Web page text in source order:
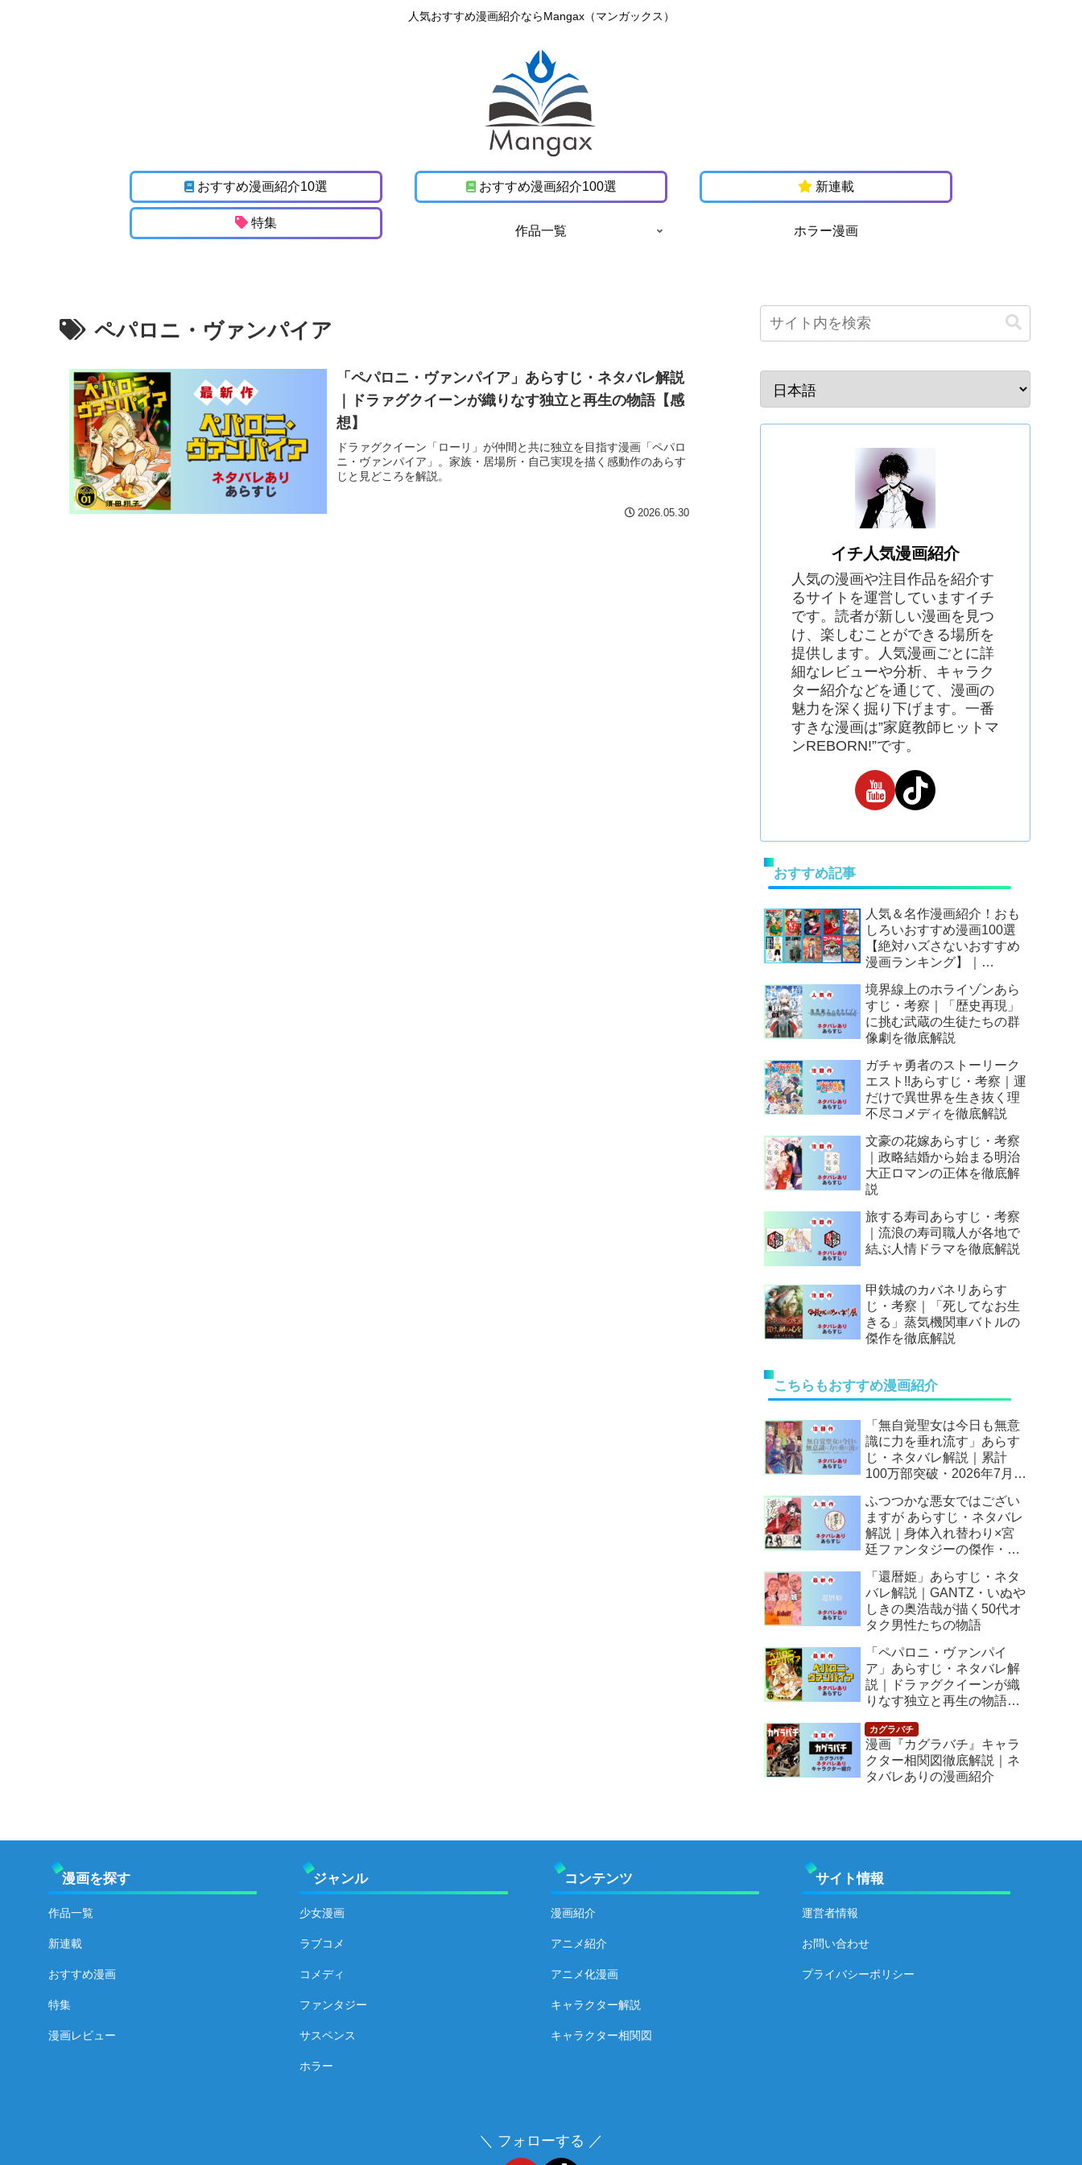
人気おすすめ漫画紹介ならMangax（マンガックス）
おすすめ漫画紹介10選 おすすめ漫画紹介100選 新連載
特集
作品一覧 ホラー漫画
ペパロニ・ヴァンパイア
「ペパロニ・ヴァンパイア」あらすじ・ネタバレ解説
｜ドラァグクイーンが織りなす独立と再生の物語【感
想】
ドラァグクイーン「ローリ」が仲間と共に独立を目指す漫画「ペパロ
ニ・ヴァンパイア」。家族・居場所・自己実現を描く感動作のあらす
じと見どころを解説。
2026.05.30
イチ人気漫画紹介
人気の漫画や注目作品を紹介す
るサイトを運営していますイチ
です。読者が新しい漫画を見つ
け、楽しむことができる場所を
提供します。人気漫画ごとに詳
細なレビューや分析、キャラク
ター紹介などを通じて、漫画の
魅力を深く掘り下げます。一番
すきな漫画は”家庭教師ヒットマ
ンREBORN!”です。
おすすめ記事
人気＆名作漫画紹介！おも
しろいおすすめ漫画100選
【絶対ハズさないおすすめ
漫画ランキング】｜
境界線上のホライゾンあら
すじ・考察｜「歴史再現」
に挑む武蔵の生徒たちの群
像劇を徹底解説
ガチャ勇者のストーリーク
エスト!!あらすじ・考察｜運
だけで異世界を生き抜く理
不尽コメディを徹底解説
文豪の花嫁あらすじ・考察
｜政略結婚から始まる明治
大正ロマンの正体を徹底解
説
旅する寿司あらすじ・考察
｜流浪の寿司職人が各地で
結ぶ人情ドラマを徹底解説
甲鉄城のカバネリあらす
じ・考察｜「死してなお生
きる」蒸気機関車バトルの
傑作を徹底解説
こちらもおすすめ漫画紹介
「無自覚聖女は今日も無意
識に力を垂れ流す」あらす
じ・ネタバレ解説｜累計
100万部突破・2026年7月ア
逆転人生
ふつつかな悪女ではござい
ますが あらすじ・ネタバレ
解説｜身体入れ替わり×宮
廷ファンタジーの傑作・
「還暦姫」あらすじ・ネタ
バレ解説｜GANTZ・いぬや
しきの奥浩哉が描く50代オ
タク男性たちの物語
「ペパロニ・ヴァンパイ
ア」あらすじ・ネタバレ解
説｜ドラァグクイーンが織
りなす独立と再生の物語
漫画『カグラバチ』キャラ
クター相関図徹底解説｜ネ
タバレありの漫画紹介
漫画を探す
作品一覧
新連載
おすすめ漫画
特集
漫画レビュー
ジャンル
少女漫画
ラブコメ
コメディ
ファンタジー
サスペンス
ホラー
コンテンツ
漫画紹介
アニメ紹介
アニメ化漫画
キャラクター解説
キャラクター相関図
サイト情報
運営者情報
お問い合わせ
プライバシーポリシー
＼ フォローする ／